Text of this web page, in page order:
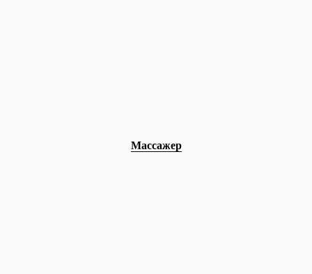
Массажер